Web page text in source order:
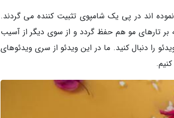
اند در پی یک شامپوی تثبیت کننده می گردند.
تارهای مو هم حفظ گردد و از سوی دیگر از آسیب
را دنبال کنید. ما در این ویدئو از سری ویدئوهای